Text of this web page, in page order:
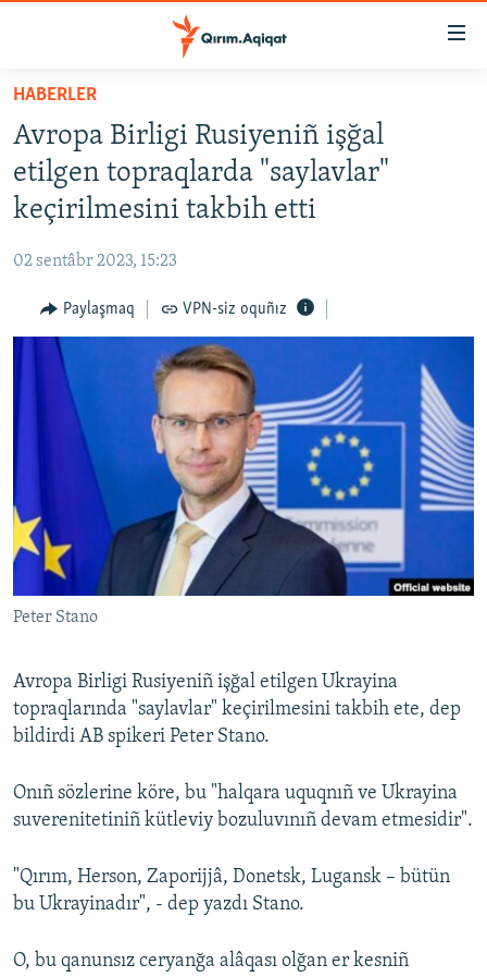
Esas
qaytmaq
Baş
navigatsiyağa
qaytmaq
Qıdıruvğa
SİYASET
İQTİSADİYAT
MEDENİYET
İNSAN AQLARI
VİDEO
SÜRET
BLOGLAR
Русский
Українською
QOŞULIÑIZ!
RFE/RS bütün saytları
HABERLER
Avropa Birligi Rusiyeniñ işğal
etilgen topraqlarda "saylavlar"
keçirilmesini takbih etti
02 sentâbr 2023, 15:23
Paylaşmaq VPN-siz oquñız
Peter Stano
Avropa Birligi Rusiyeniñ işğal etilgen Ukrayina
topraqlarında "saylavlar" keçirilmesini takbih ete, dep
bildirdi AB spikeri Peter Stano.
Onıñ sözlerine köre, bu "halqara uquqnıñ ve Ukrayina
suverenitetiniñ kütleviy bozuluvınıñ devam etmesidir".
"Qırım, Herson, Zaporijjâ, Donetsk, Lugansk – bütün
bu Ukrayinadır", - dep yazdı Stano.
O, bu qanunsız ceryanğa alâqası olğan er kesniñ